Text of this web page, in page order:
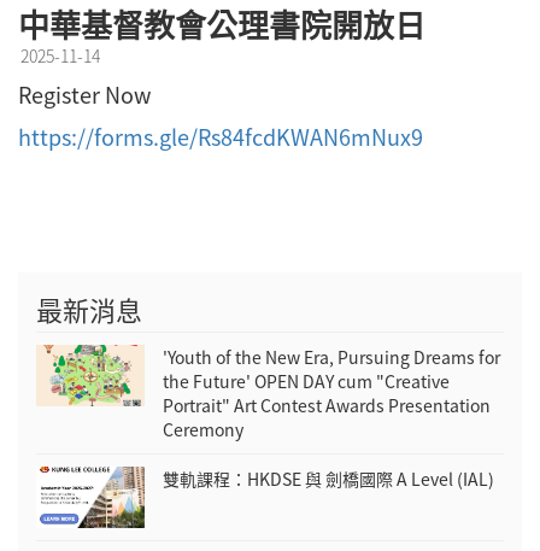
中華基督教會公理書院開放日
2025-11-14
Register Now
https://forms.gle/Rs84fcdKWAN6mNux9
最新消息
'Youth of the New Era, Pursuing Dreams for
the Future' OPEN DAY cum "Creative
Portrait" Art Contest Awards Presentation
Ceremony
雙軌課程：HKDSE 與 劍橋國際 A Level (IAL)